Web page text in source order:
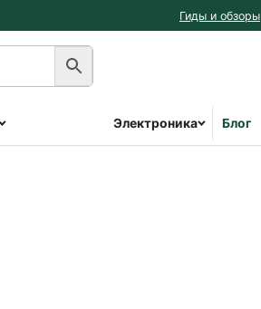
Гиды и обзоры
Электроника Блог